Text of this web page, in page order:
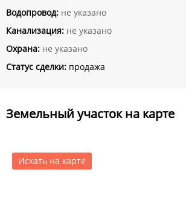
Водопровод: не указано
Канализация: не указано
Охрана: не указано
Статус сделки: продажа
Земельный участок на карте
Искать на карте